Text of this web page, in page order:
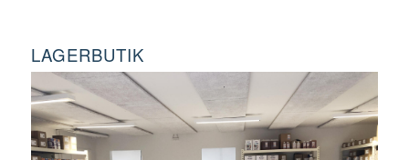
LAGERBUTIK